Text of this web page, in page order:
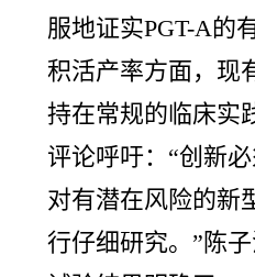
服地证实PGT-A的
积活产率方面，现
持在常规的临床实
评论呼吁：“创新
对有潜在风险的新
行仔细研究。”陈